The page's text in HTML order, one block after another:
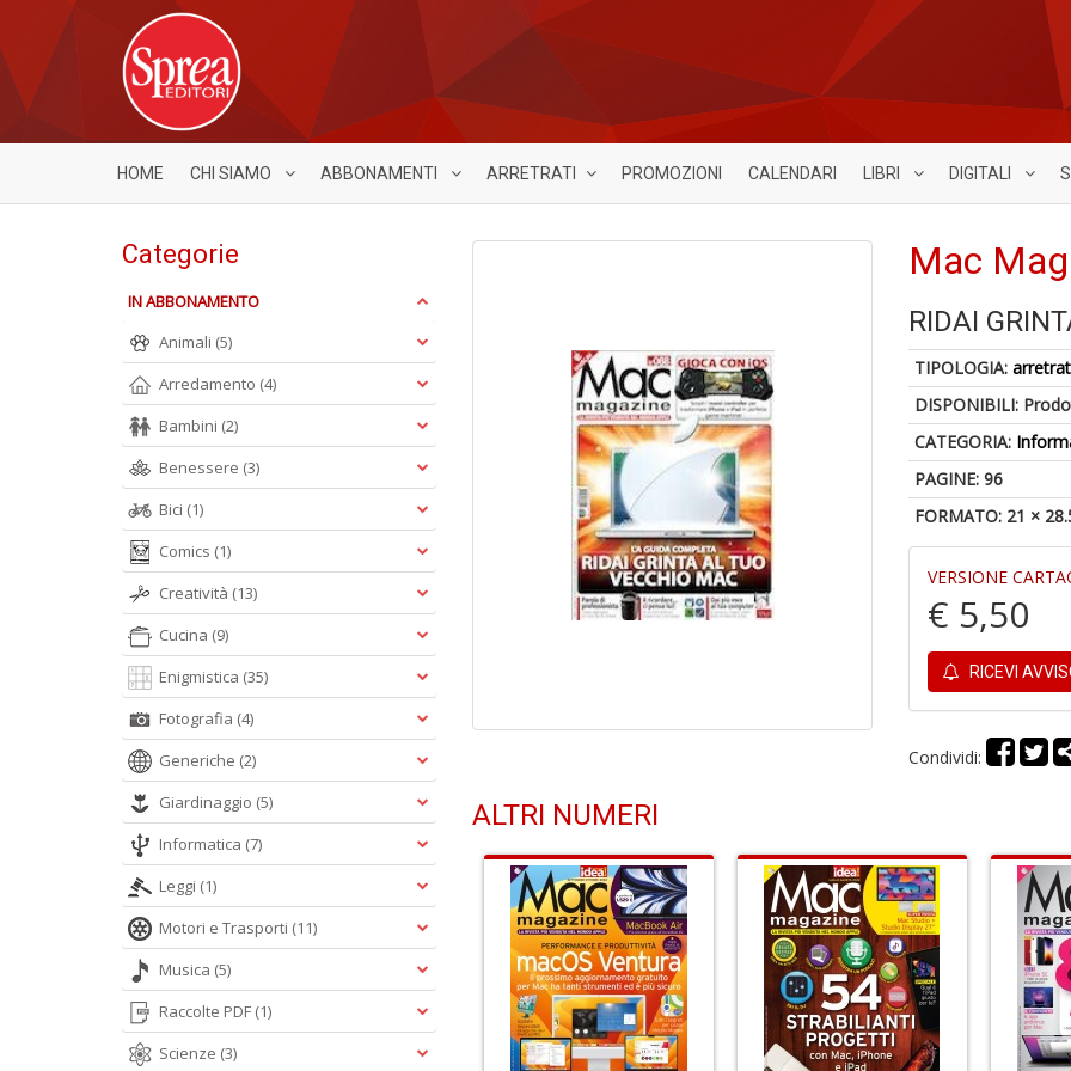
HOME CHI SIAMO ABBONAMENTI ARRETRATI PROMOZIONI CALENDARI LIBRI DIGITALI
Mac
RIDAI
TIPOLOGIA:
DISPONIBILI:
CATEGORIA:
PAGINE: 96
FORMATO: 21 ×
VERSIONE
€ 5,50
RICEVI
Condividi:
ALTRI NUMERI
Categorie
IN ABBONAMENTO
Animali (5)
Arredamento (4)
Bambini (2)
Benessere (3)
Bici (1)
Comics (1)
Creatività (13)
Cucina (9)
Enigmistica (35)
Fotografia (4)
Generiche (2)
Giardinaggio (5)
Informatica (7)
Leggi (1)
Motori e Trasporti (11)
Musica (5)
Raccolte PDF (1)
Scienze (3)